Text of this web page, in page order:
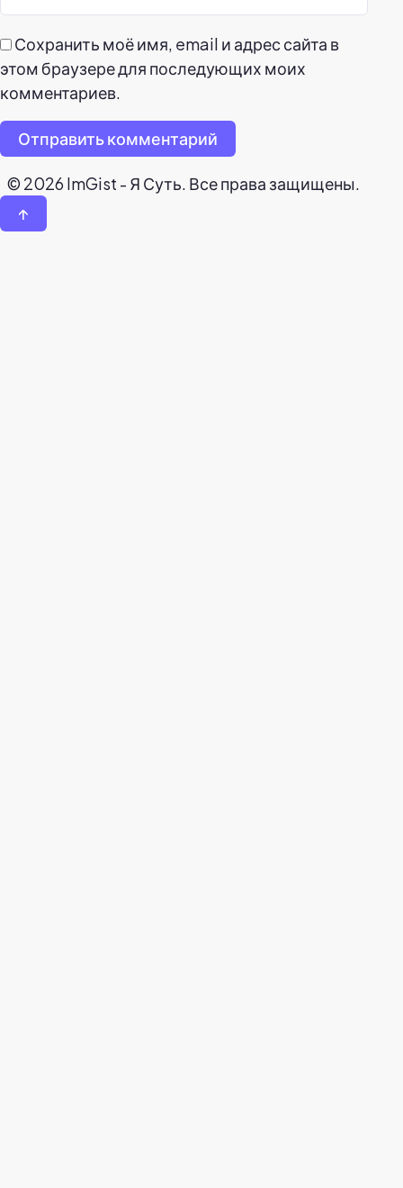
Сохранить моё имя, email и адрес сайта в
этом браузере для последующих моих
комментариев.
Отправить комментарий
© 2026 ImGist - Я Суть. Все права защищены.
↑